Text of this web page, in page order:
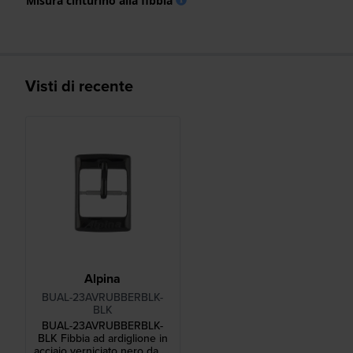
Visti di recente
Alpina
BUAL-23AVRUBBERBLK-
BLK
BUAL-23AVRUBBERBLK-
BLK Fibbia ad ardiglione in